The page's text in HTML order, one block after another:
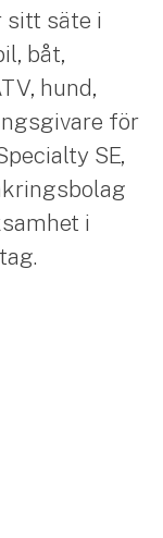
sitt säte i
båt,
hund,
för
SE,
i